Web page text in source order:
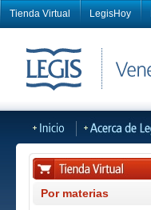
Tienda Virtual LegisHoy
Por materias